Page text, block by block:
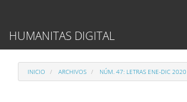
Contenido
principal
lateral
HUMANITAS DIGITAL
INICIO ARCHIVOS NÚM. 47: LETRAS ENE-DIC 2020